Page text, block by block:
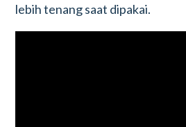
lebih tenang saat dipakai.